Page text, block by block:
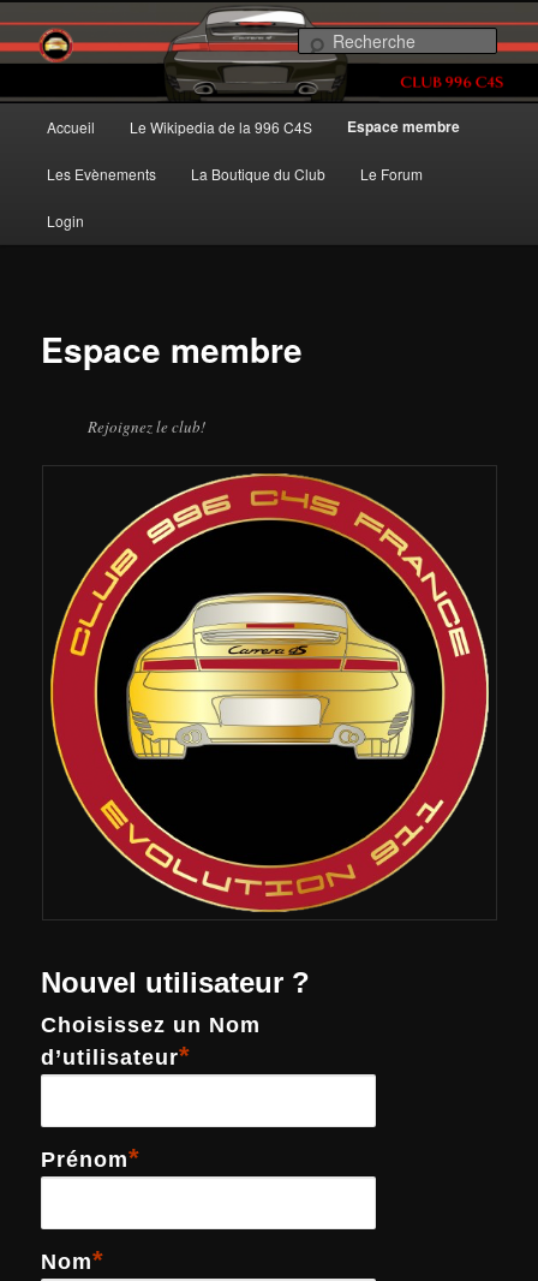
au
contenu
Club 996 C4S France
Accueil Le Wikipedia de la 996 C4S Espace membre
Les Evènements La Boutique du Club Le Forum
Login
Espace membre
Rejoignez le club!
Nouvel utilisateur ?
Choisissez un Nom
d’utilisateur*
Prénom*
Nom*